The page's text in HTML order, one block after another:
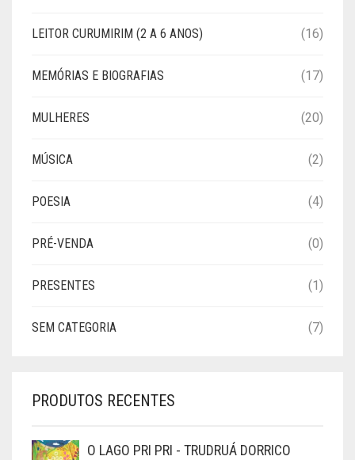
LEITOR CURUMIRIM (2 A 6 ANOS) (16)
MEMÓRIAS E BIOGRAFIAS (17)
MULHERES (20)
MÚSICA (2)
POESIA (4)
PRÉ-VENDA (0)
PRESENTES (1)
SEM CATEGORIA (7)
PRODUTOS RECENTES
O LAGO PRI PRI - TRUDRUÁ DORRICO